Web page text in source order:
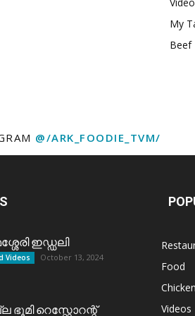
My
Beef
@/ARK_FOODIE_TVM/
ഇഡ്ഡലി
Videos October 13, 2024
ഭൂമി റെസ്റ്റോറന്റ്
Food
Chicken
Videos